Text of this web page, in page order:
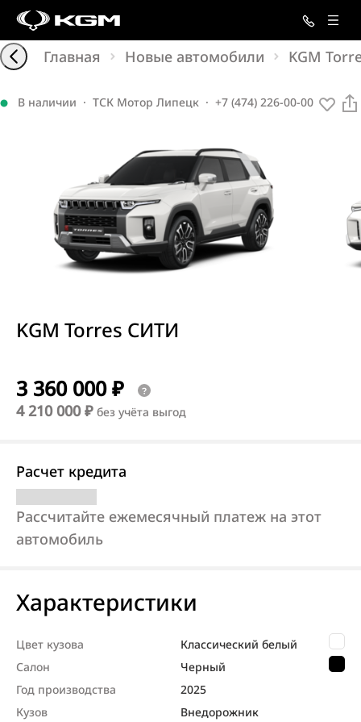
Главная Новые автомобили KGM
В наличии · ТСК Мотор Липецк · +7 (474) 226-00-00
KGM Torres СИТИ
3 360 000 ₽
4 210 000 ₽ без учёта выгод
Расчет кредита
Рассчитайте ежемесячный платеж на этот
автомобиль
Характеристики
Цвет кузова
Классический белый
Салон
Черный
Год производства
2025
Кузов
Внедорож­ник